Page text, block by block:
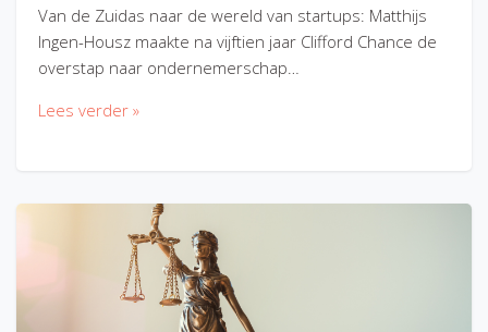
Van de Zuidas naar de wereld van startups: Matthijs
Ingen-Housz maakte na vijftien jaar Clifford Chance de
overstap naar ondernemerschap…
Lees verder »